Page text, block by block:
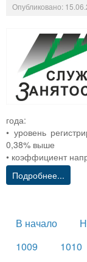
Опубликовано:
года:
• уровень
0,38% выше
• коэффициент
Подробнее...
В начало
1009
1010